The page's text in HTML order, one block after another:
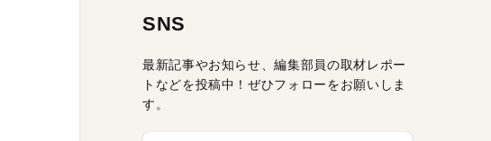
SNS
最新記事やお知らせ、編集部員の取材レポー
トなどを投稿中！ぜひフォローをお願いしま
す。